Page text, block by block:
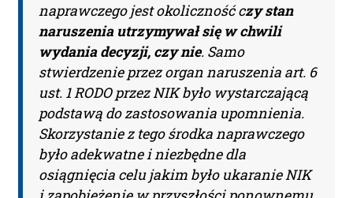
Administratorem Pani/Pana danych osobowych jest
Piotr Liwszic prowadzący działalność gospodarczą
jawneprzezpoufne Piotr Liwszic z siedzibą przy
ul. Grzybowskiej 43, 00-855 Warszawa, NIP: 521-332-36-
17, tel: (+48) 721 621 299, email:kontakt@judykatura.pl.
Dane osobowe będą przetwarzane w celu realizacji
dostępu do serwisu. Każdej osobie przysługuje prawo
dostępu do swoich danych osobowych, ich
sprostowania, usunięcia, ograniczenia przetwarzania,
przenoszenia, wniesienia sprzeciwu wobec ich
przetwarzania oraz wniesienia skargi do Prezesa
Urzędu Ochrony Danych Osobowych. Więcej informacji
naprawczego jest okoliczność czy stan
naruszenia utrzymywał się w chwili
wydania decyzji, czy nie. Samo
stwierdzenie przez organ naruszenia art. 6
ust. 1 RODO przez NIK było wystarczającą
podstawą do zastosowania upomnienia.
Skorzystanie z tego środka naprawczego
było adekwatne i niezbędne dla
osiągnięcia celu jakim było ukaranie NIK